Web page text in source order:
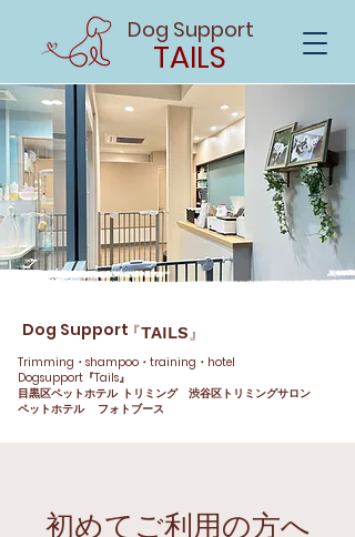
Dog Support
TAILS
Dog Support『TAILS』
Trimming・shampoo・training・hotel
Dogsupport『Tails』
目黒区ペットホテル トリミング 渋谷区トリミングサロン
ペットホテル フォトブース
初めてご利用の方へ